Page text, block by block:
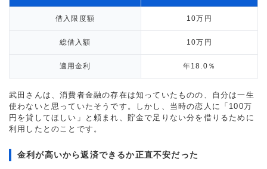
借入限度額 10万円
総借入額 10万円
適用金利 年18.0％
武田さんは、消費者金融の存在は知っていたものの、自分は一生
使わないと思っていたそうです。しかし、当時の恋人に「100万
円を貸してほしい」と頼まれ、貯金で足りない分を借りるために
利用したとのことです。
金利が高いから返済できるか正直不安だった